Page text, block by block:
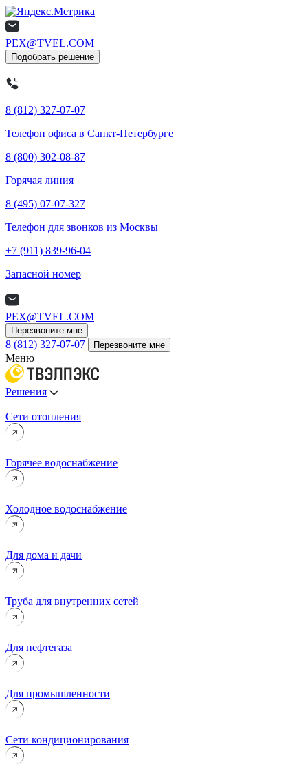
PEX@TVEL.COM
Подобрать решение
8 (812) 327-07-07
Телефон офиса в Санкт-Петербурге
8 (800) 302-08-87
Горячая линия
8 (495) 07-07-327
Телефон для звонков из Москвы
+7 (911) 839-96-04
Запасной номер
PEX@TVEL.COM
Перезвоните мне
8 (812) 327-07-07 Перезвоните мне
Меню
Решения
Сети отопления
Горячее водоснабжение
Холодное водоснабжение
Для дома и дачи
Труба для внутренних сетей
Для нефтегаза
Для промышленности
Сети кондиционирования